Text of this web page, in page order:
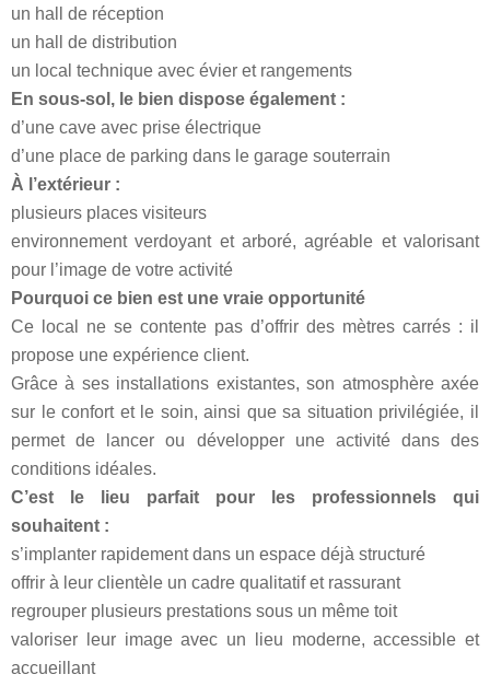
un hall de réception
un hall de distribution
un local technique avec évier et rangements
En sous-sol, le bien dispose également :
d’une cave avec prise électrique
d’une place de parking dans le garage souterrain
À l’extérieur :
plusieurs places visiteurs
environnement verdoyant et arboré, agréable et valorisant
pour l’image de votre activité
Pourquoi ce bien est une vraie opportunité
Ce local ne se contente pas d’offrir des mètres carrés : il
propose une expérience client.
Grâce à ses installations existantes, son atmosphère axée
sur le confort et le soin, ainsi que sa situation privilégiée, il
permet de lancer ou développer une activité dans des
conditions idéales.
C’est le lieu parfait pour les professionnels qui
souhaitent :
s’implanter rapidement dans un espace déjà structuré
offrir à leur clientèle un cadre qualitatif et rassurant
regrouper plusieurs prestations sous un même toit
valoriser leur image avec un lieu moderne, accessible et
accueillant